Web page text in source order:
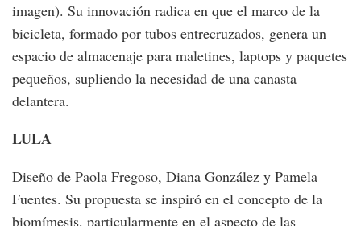
imagen). Su innovación radica en que el marco de la
bicicleta, formado por tubos entrecruzados, genera un
espacio de almacenaje para maletines, laptops y paquetes
pequeños, supliendo la necesidad de una canasta
delantera.
LULA
Diseño de Paola Fregoso, Diana González y Pamela
Fuentes. Su propuesta se inspiró en el concepto de la
biomímesis, particularmente en el aspecto de las